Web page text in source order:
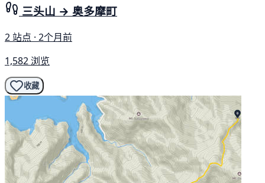
三头山 → 奥多摩町
2 站点 · 2个月前
1,582 浏览
收藏